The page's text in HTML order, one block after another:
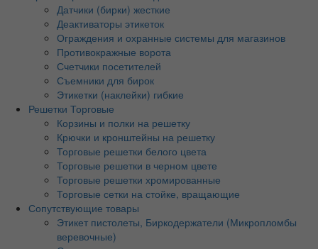
Датчики (бирки) жесткие
Деактиваторы этикеток
Ограждения и охранные системы для магазинов
Противокражные ворота
Счетчики посетителей
Съемники для бирок
Этикетки (наклейки) гибкие
Решетки Торговые
Корзины и полки на решетку
Крючки и кронштейны на решетку
Торговые решетки белого цвета
Торговые решетки в черном цвете
Торговые решетки хромированные
Торговые сетки на стойке, вращающие
Сопутствующие товары
Этикет пистолеты, Биркодержатели (Микропломбы
веревочные)